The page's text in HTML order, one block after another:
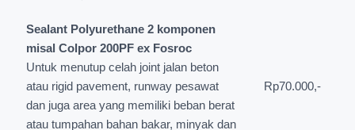
Sealant Polyurethane 2 komponen
misal Colpor 200PF ex Fosroc
Untuk menutup celah joint jalan beton
atau rigid pavement, runway pesawat
dan juga area yang memiliki beban berat
atau tumpahan bahan bakar, minyak dan
Rp70.000,-